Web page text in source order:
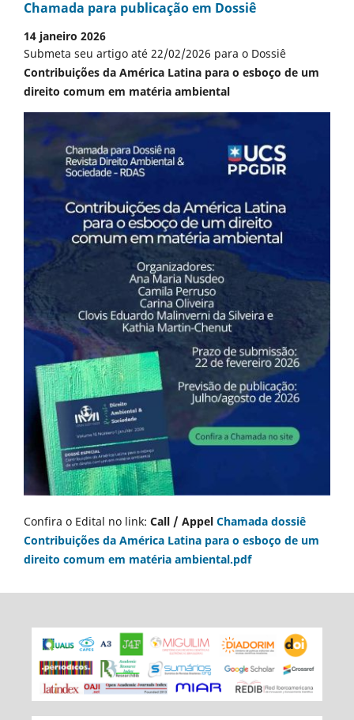
Chamada para publicação em Dossiê
14 janeiro 2026
Submeta seu artigo até 22/02/2026 para o Dossiê
Contribuições da América Latina para o esboço de um
direito comum em matéria ambiental
Confira o Edital no link: Call / Appel Chamada dossiê
Contribuições da América Latina para o esboço de um
direito comum em matéria ambiental.pdf